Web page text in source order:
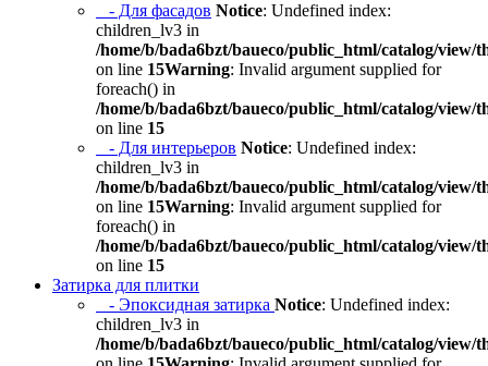
- Для фасадов Notice: Undefined index:
children_lv3 in
/home/b/bada6bzt/baueco/public_html/catalog/view/
on line 15Warning: Invalid argument supplied for
foreach() in
/home/b/bada6bzt/baueco/public_html/catalog/view/
on line 15
- Для интерьеров Notice: Undefined index:
children_lv3 in
/home/b/bada6bzt/baueco/public_html/catalog/view/
on line 15Warning: Invalid argument supplied for
foreach() in
/home/b/bada6bzt/baueco/public_html/catalog/view/
on line 15
Затирка для плитки
- Эпоксидная затирка Notice: Undefined index:
children_lv3 in
/home/b/bada6bzt/baueco/public_html/catalog/view/